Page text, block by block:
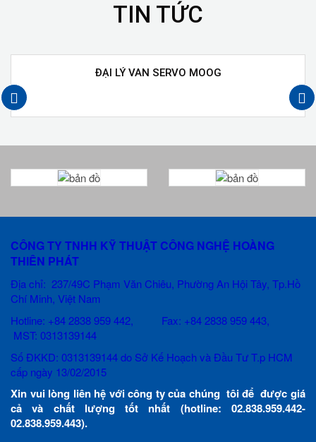
TIN TỨC
ĐẠI LÝ VAN SERVO MOOG
prev
next
CÔNG TY TNHH KỸ THUẬT CÔNG NGHỆ HOÀNG
THIÊN PHÁT
Địa chỉ: 237/49C Phạm Văn Chiêu, Phường An Hội Tây, Tp.Hồ
Chí Minh, Việt Nam
Hotline: +84 2838 959 442, Fax: +84 2838 959 443,
MST: 0313139144
Số ĐKKD: 0313139144 do Sở Kế Hoạch và Đầu Tư T.p HCM
cấp ngày 13/02/2015
Xin vui lòng liên hệ với công ty của chúng tôi để được giá
cả và chất lượng tốt nhất (hotline: 02.838.959.442-
02.838.959.443).